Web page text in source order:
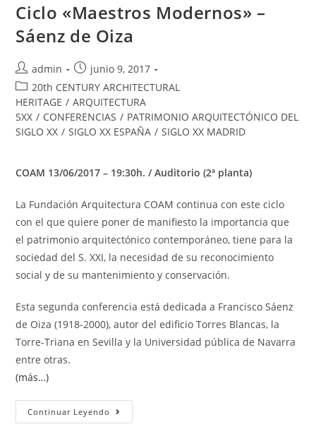
Ciclo «Maestros Modernos» –
Sáenz de Oiza
admin
junio 9, 2017
20th CENTURY ARCHITECTURAL
HERITAGE / ARQUITECTURA
SXX / CONFERENCIAS / PATRIMONIO ARQUITECTÓNICO DEL
SIGLO XX / SIGLO XX ESPAÑA / SIGLO XX MADRID
COAM 13/06/2017 – 19:30h. / Auditorio (2ª planta)
La Fundación Arquitectura COAM continua con este ciclo
con el que quiere poner de manifiesto la importancia que
el patrimonio arquitectónico contemporáneo, tiene para la
sociedad del S. XXI, la necesidad de su reconocimiento
social y de su mantenimiento y conservación.
Esta segunda conferencia está dedicada a Francisco Sáenz
de Oiza (1918-2000), autor del edificio Torres Blancas, la
Torre-Triana en Sevilla y la Universidad pública de Navarra
entre otras.
(más…)
Continuar Leyendo